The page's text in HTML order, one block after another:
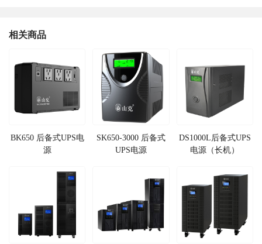
相关商品
BK650 后备式UPS电
源
SK650-3000 后备式
UPS电源
DS1000L后备式UPS
电源（长机）